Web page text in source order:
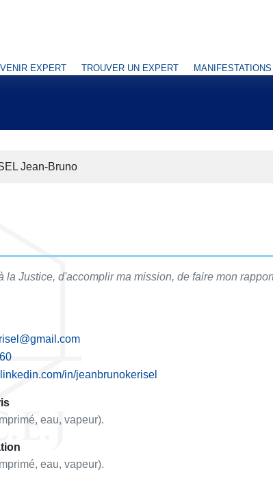
EXPERT TROUVER UN EXPERT MANIFESTATIONS
Jean-Bruno
la Justice, d'accomplir ma mission, de faire mon
in/jeanbrunokerisel
eau, vapeur).
eau, vapeur).